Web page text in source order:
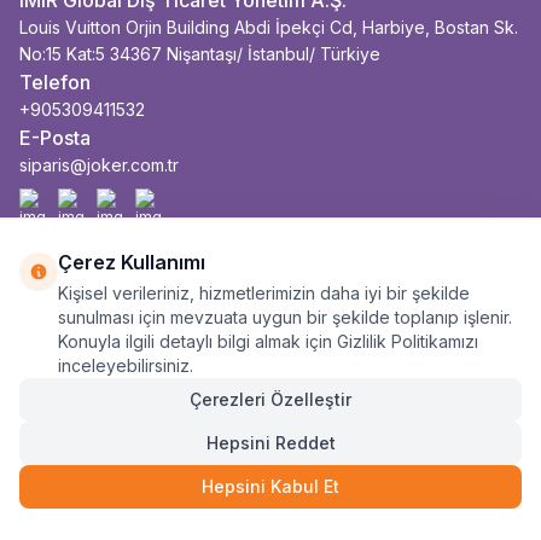
645TL 3 Taksit
Louis Vuitton Orjin Building Abdi İpekçi Cd, Harbiye, Bostan Sk.
No:15 Kat:5 34367 Nişantaşı/ İstanbul/ Türkiye
Telefon
+905309411532
E-Posta
siparis@joker.com.tr
Facebook
İnstagram
YoutubeLinkedin
Çerez Kullanımı
Kişisel verileriniz, hizmetlerimizin daha iyi bir şekilde
sunulması için mevzuata uygun bir şekilde toplanıp işlenir.
Konuyla ilgili detaylı bilgi almak için Gizlilik Politikamızı
inceleyebilirsiniz.
Çerezleri Özelleştir
Hepsini Reddet
Hepsini Kabul Et
Anasayfa Sepet Kategoriler Siparişlerim Hesabım